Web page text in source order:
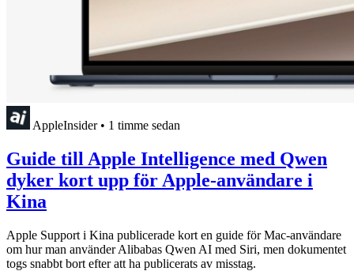
AppleInsider • 1 timme sedan
Guide till Apple Intelligence med Qwen
dyker kort upp för Apple-användare i
Kina
Apple Support i Kina publicerade kort en guide för Mac-användare
om hur man använder Alibabas Qwen AI med Siri, men dokumentet
togs snabbt bort efter att ha publicerats av misstag.